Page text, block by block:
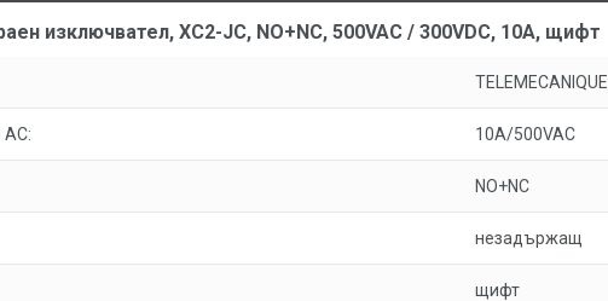
изключвател, XC2-JC, NO+NC, 500VAC / 300VDC, 10A, щифт
TELEMECANIQUE
10A/500VAC
NO+NC
незадържащ
щифт